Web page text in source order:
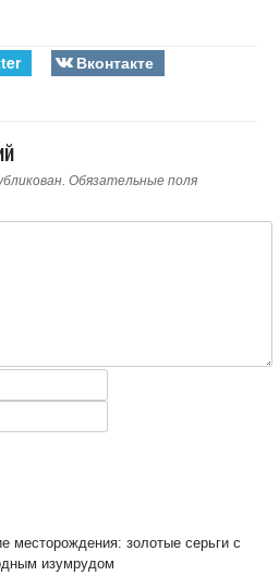
Вконтакте
Обязательные поля
месторождения: золотые серьги с
изумрудом